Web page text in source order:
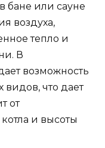
бане или сауне
воздуха,
тепло и
В
возможность
что дает
от
и высоты